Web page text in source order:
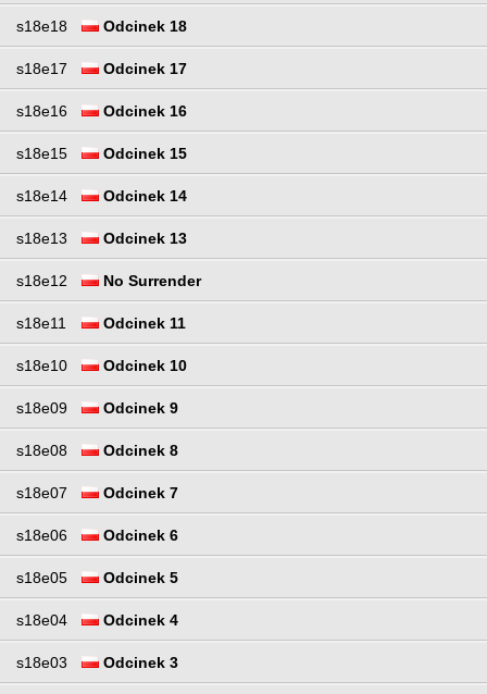
s18e18 Odcinek 18
s18e17 Odcinek 17
s18e16 Odcinek 16
s18e15 Odcinek 15
s18e14 Odcinek 14
s18e13 Odcinek 13
s18e12 No Surrender
s18e11 Odcinek 11
s18e10 Odcinek 10
s18e09 Odcinek 9
s18e08 Odcinek 8
s18e07 Odcinek 7
s18e06 Odcinek 6
s18e05 Odcinek 5
s18e04 Odcinek 4
s18e03 Odcinek 3